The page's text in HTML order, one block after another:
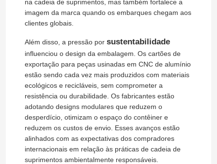
Para casa
na cadeia de suprimentos, mas também fortalece a
imagem da marca quando os embarques chegam aos
clientes globais.
Além disso, a pressão por sustentabilidade
influenciou o design da embalagem. Os cartões de
exportação para peças usinadas em CNC de alumínio
estão sendo cada vez mais produzidos com materiais
ecológicos e recicláveis, sem comprometer a
resistência ou durabilidade. Os fabricantes estão
adotando designs modulares que reduzem o
desperdício, otimizam o espaço do contêiner e
reduzem os custos de envio. Esses avanços estão
alinhados com as expectativas dos compradores
internacionais em relação às práticas de cadeia de
suprimentos ambientalmente responsáveis.